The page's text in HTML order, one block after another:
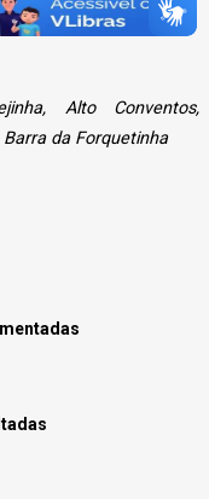
Alto Conventos,
da Forquetinha